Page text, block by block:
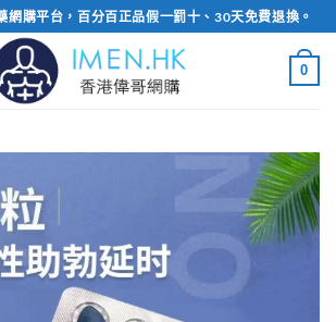
網購平台，百分百正品假一罰十、30天免費退換。
0